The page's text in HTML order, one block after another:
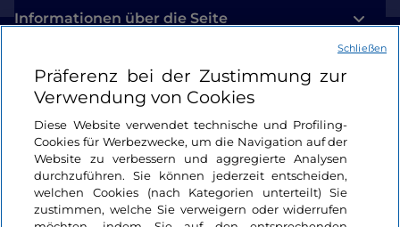
Informationen über die Seite
Nützliche Links
Login
Bleiben wir in Kontakt
Präferenz bei der Zustimmung zur
Verwendung von Cookies
Diese Website verwendet technische und Profiling-
Cookies für Werbezwecke, um die Navigation auf der
Website zu verbessern und aggregierte Analysen
durchzuführen. Sie können jederzeit entscheiden,
welchen Cookies (nach Kategorien unterteilt) Sie
zustimmen, welche Sie verweigern oder widerrufen
Schließen